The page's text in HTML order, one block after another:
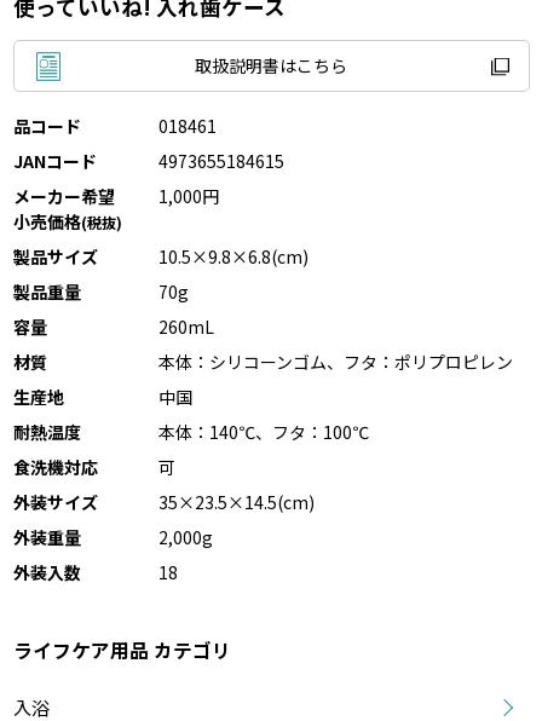
使っていいね! 入れ歯ケース
取扱説明書はこちら
品コード
018461
JANコード
4973655184615
メーカー希望
小売価格(税抜)
1,000円
製品サイズ
10.5×9.8×6.8(cm)
製品重量
70g
容量
260mL
材質
本体：シリコーンゴム、フタ：ポリプロピレン
生産地
中国
耐熱温度
本体：140℃、フタ：100℃
食洗機対応
可
外装サイズ
35×23.5×14.5(cm)
外装重量
2,000g
外装入数
18
ライフケア用品 カテゴリ
入浴